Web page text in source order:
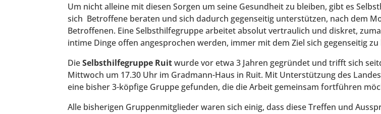
Um nicht alleine mit diesen Sorgen um seine Gesundheit zu bleiben, gibt es
sich Betroffene beraten und sich dadurch gegenseitig unterstützen, nach dem
Betroffenen. Eine Selbsthilfegruppe arbeitet absolut vertraulich und diskret,
intime Dinge offen angesprochen werden, immer mit dem Ziel sich gegenseitig
DieSelbsthilfegruppe Ruitwurde vor etwa 3 Jahren gegründet und trifft sich
Mittwoch um 17.30 Uhr im Gradmann-Haus in Ruit. Mit Unterstützung des
eine bisher 3-köpfige Gruppe gefunden, die die Arbeit gemeinsam fortführen
Alle bisherigen Gruppenmitglieder waren sich einig, dass diese Treffen und